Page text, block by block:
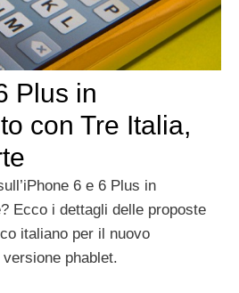
Plus in
con Tre Italia,
6 e 6 Plus in
Ecco i dettagli delle proposte
italiano per il nuovo
versione phablet.